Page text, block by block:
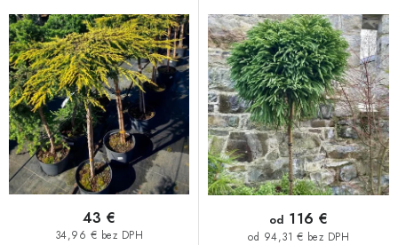
d
u
k
t
o
v
r
o
d
u
k
t
o
v
34,96 € bez DPH
43 €
KMIENKU
od 94,31 € bez DPH
od 116 €